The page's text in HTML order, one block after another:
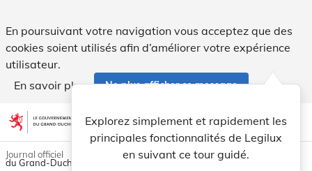
En poursuivant votre navigation vous acceptez que des
cookies soient utilisés afin d’améliorer votre expérience
utilisateur.
En savoir plus
Ne plus afficher ce message
Aller au contenu account_circle help Aide
Explorez simplement et rapidement les
principales fonctionnalités de Legilux
en suivant ce tour guidé.
light_mode dark_mode
Journal officiel
du Grand-Duché de Luxembourg